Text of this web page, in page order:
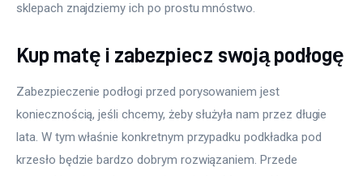
sklepach znajdziemy ich po prostu mnóstwo.
Kup matę i zabezpiecz swoją podłogę
Zabezpieczenie podłogi przed porysowaniem jest
koniecznością, jeśli chcemy, żeby służyła nam przez długie
lata. W tym właśnie konkretnym przypadku podkładka pod
krzesło będzie bardzo dobrym rozwiązaniem. Przede